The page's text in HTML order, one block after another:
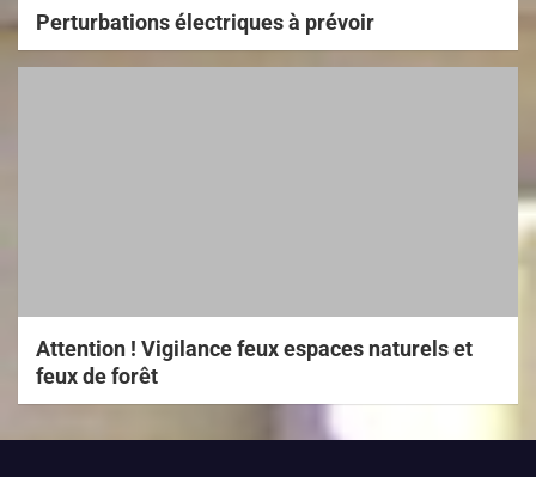
Perturbations électriques à prévoir
Attention ! Vigilance feux espaces naturels et
feux de forêt